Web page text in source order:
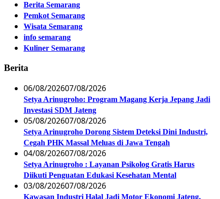
Berita Semarang
Pemkot Semarang
Wisata Semarang
info semarang
Kuliner Semarang
Berita
06/08/202607/08/2026
Setya Arinugroho: Program Magang Kerja Jepang Jadi
Investasi SDM Jateng
05/08/202607/08/2026
Setya Arinugroho Dorong Sistem Deteksi Dini Industri,
Cegah PHK Massal Meluas di Jawa Tengah
04/08/202607/08/2026
Setya Arinugroho : Layanan Psikolog Gratis Harus
Diikuti Penguatan Edukasi Kesehatan Mental
03/08/202607/08/2026
Kawasan Industri Halal Jadi Motor Ekonomi Jateng,